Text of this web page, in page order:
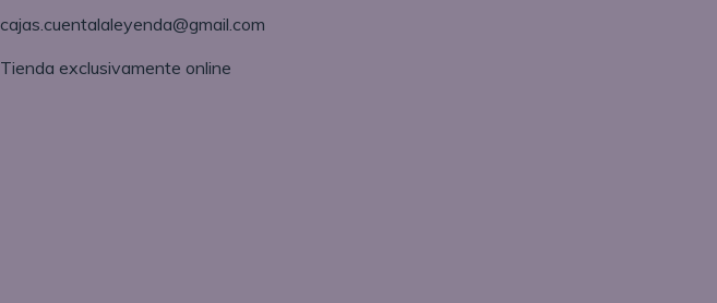
cajas.cuentalaleyenda@gmail.com
Tienda exclusivamente online